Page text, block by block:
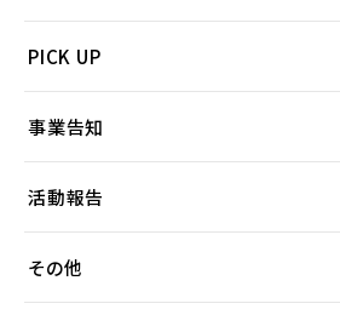
PICK UP
事業告知
活動報告
その他